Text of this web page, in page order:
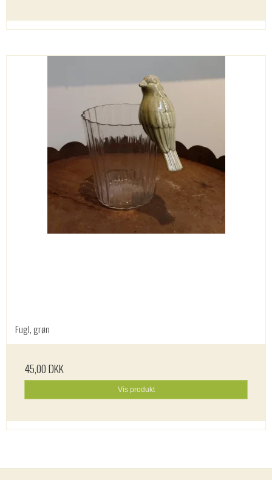
Fugl, grøn
45,00 DKK
Vis produkt